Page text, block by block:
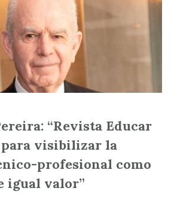
“Revista Educar
para visibilizar la
profesional como
igual valor”